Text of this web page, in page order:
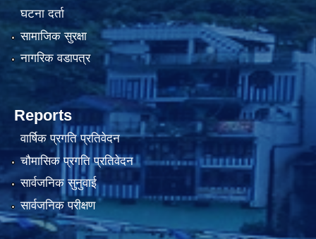
घटना दर्ता
सामाजिक सुरक्षा
नागरिक वडापत्र
Reports
वार्षिक प्रगति प्रतिवेदन
चौमासिक प्रगति प्रतिवेदन
सार्वजनिक सुनुवाई
सार्वजनिक परीक्षण